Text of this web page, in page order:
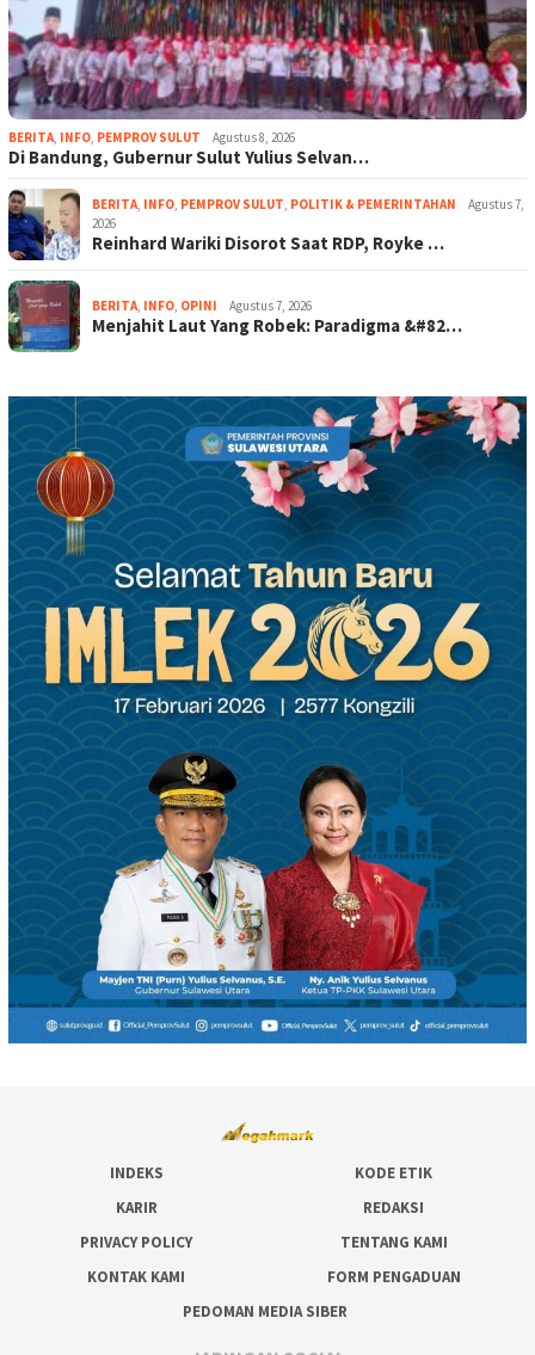
BERITA INFO PEMPROV SULUT Agustus 8, 2026
Di Bandung, Gubernur Sulut Yulius Selvan…
BERITA INFO PEMPROV SULUT POLITIK & PEMERINTAHAN
Agustus 7,
2026
Reinhard Wariki Disorot Saat RDP, Royke …
BERITA INFO OPINI Agustus 7, 2026
Menjahit Laut Yang Robek: Paradigma &#82…
INDEKS
KODE ETIK
KARIR
REDAKSI
PRIVACY POLICY
TENTANG KAMI
KONTAK KAMI
FORM PENGADUAN
PEDOMAN MEDIA SIBER